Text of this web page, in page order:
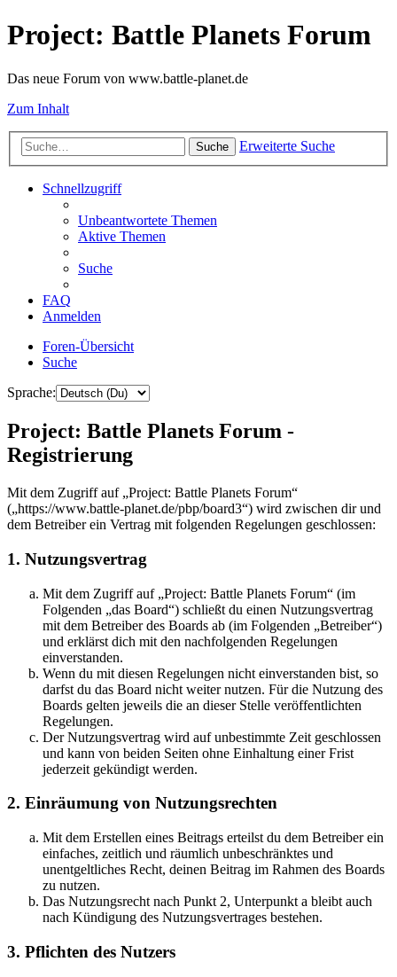
Project: Battle Planets Forum
Das neue Forum von www.battle-planet.de
Zum Inhalt
Suche Erweiterte Suche
Schnellzugriff
Unbeantwortete Themen
Aktive Themen
Suche
FAQ
Anmelden
Foren-Übersicht
Suche
Sprache:
Project: Battle Planets Forum -
Registrierung
Mit dem Zugriff auf „Project: Battle Planets Forum“
(„https://www.battle-planet.de/pbp/board3“) wird zwischen dir und
dem Betreiber ein Vertrag mit folgenden Regelungen geschlossen:
1. Nutzungsvertrag
Mit dem Zugriff auf „Project: Battle Planets Forum“ (im
Folgenden „das Board“) schließt du einen Nutzungsvertrag
mit dem Betreiber des Boards ab (im Folgenden „Betreiber“)
und erklärst dich mit den nachfolgenden Regelungen
einverstanden.
Wenn du mit diesen Regelungen nicht einverstanden bist, so
darfst du das Board nicht weiter nutzen. Für die Nutzung des
Boards gelten jeweils die an dieser Stelle veröffentlichten
Regelungen.
Der Nutzungsvertrag wird auf unbestimmte Zeit geschlossen
und kann von beiden Seiten ohne Einhaltung einer Frist
jederzeit gekündigt werden.
2. Einräumung von Nutzungsrechten
Mit dem Erstellen eines Beitrags erteilst du dem Betreiber ein
einfaches, zeitlich und räumlich unbeschränktes und
unentgeltliches Recht, deinen Beitrag im Rahmen des Boards
zu nutzen.
Das Nutzungsrecht nach Punkt 2, Unterpunkt a bleibt auch
nach Kündigung des Nutzungsvertrages bestehen.
3. Pflichten des Nutzers